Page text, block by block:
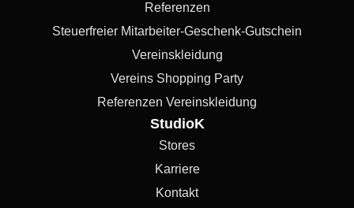
Referenzen
Steuerfreier Mitarbeiter-Geschenk-Gutschein
Vereinskleidung
Vereins Shopping Party
Referenzen Vereinskleidung
StudioK
Stores
Karriere
Kontakt